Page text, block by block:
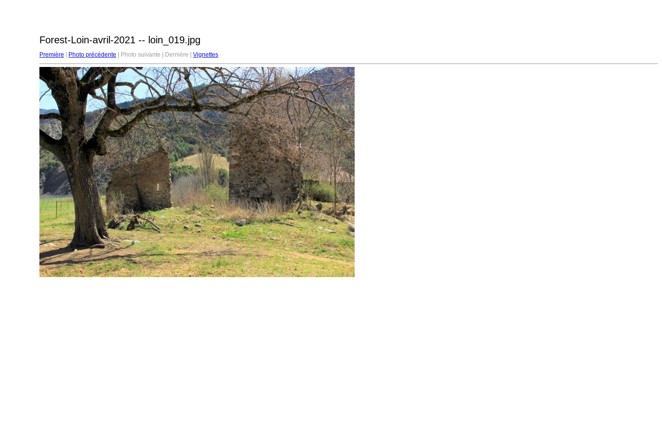
Forest-Loin-avril-2021 -- loin_019.jpg
Première Photo précédente | Photo suivante | Dernière | Vignettes